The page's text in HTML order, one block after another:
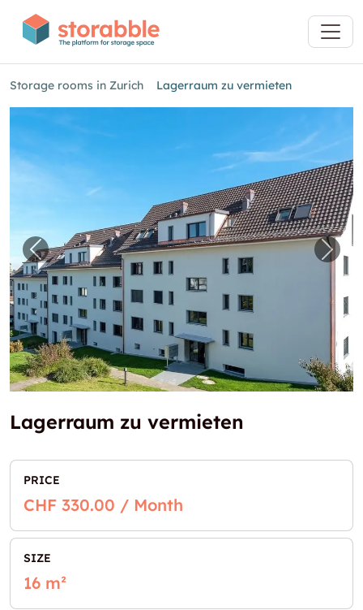
Storage rooms in Zurich Lagerraum zu vermieten
Previous image for "Lagerraum zu vermieten"
Lagerraum zu vermieten
PRICE
CHF 330.00 / Month
SIZE
16 m²